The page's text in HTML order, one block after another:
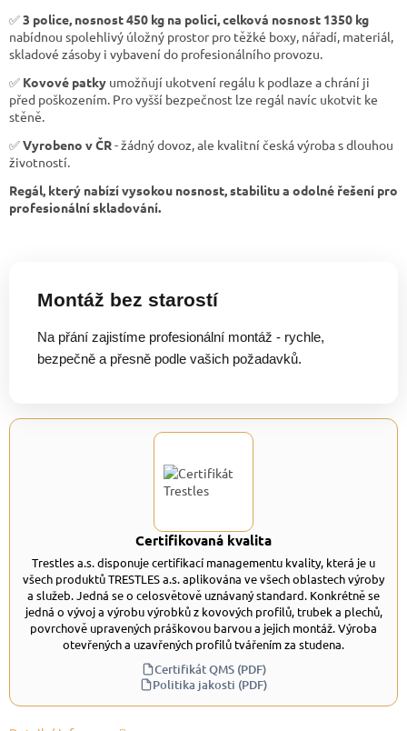
✅3 police, nosnost 450 kg na polici, celková nosnost 1350 kg
nabídnou spolehlivý úložný prostor pro těžké boxy, nářadí, materiál,
skladové zásoby i vybavení do profesionálního provozu.
✅ Kovové patky umožňují ukotvení regálu k podlaze a chrání ji
před poškozením. Pro vyšší bezpečnost lze regál navíc ukotvit ke
stěně.
✅Vyrobeno v ČR- žádný dovoz, ale kvalitní česká výroba s dlouhou
životností.
Regál, který nabízí vysokou nosnost, stabilitu a odolné řešení pro
profesionální skladování.
Montáž bez starostí
Na přání zajistíme profesionální montáž - rychle,
bezpečně a přesně podle vašich požadavků.
Certifikovaná kvalita
Trestles a.s. disponuje certifikací managementu kvality, která je u
všech produktů TRESTLES a.s. aplikována ve všech oblastech výroby
a služeb. Jedná se o celosvětově uznávaný standard. Konkrétně se
jedná o vývoj a výrobu výrobků z kovových profilů, trubek a plechů,
povrchově upravených práškovou barvou a jejich montáž. Výroba
otevřených a uzavřených profilů tvářením za studena.
Certifikát QMS (PDF)
Politika jakosti (PDF)